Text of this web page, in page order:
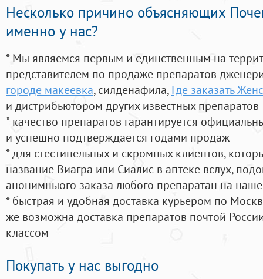
Несколько причино объясняющих
именно у нас?
* Мы являемся первым и единственным на
представителем по продаже препаратов
городе макеевка, силденафила, Где заказать
и дистрибьютором других известных препаратов
* качество препаратов гарантируется
и успешно подтверждается годами продаж
* для стестинельных и скромных клиентов,
название Виагра или Сиалис в аптеке вслух,
анонимныого заказа любого препаратан на
* быстрая и удобная доставка курьером по
же возможна доставка препаратов почтой
классом
Покупать у нас выгодно